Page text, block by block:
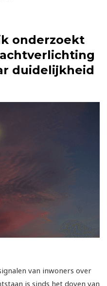
onderzoekt
duidelijkheid
van inwoners over
is sinds het doven van